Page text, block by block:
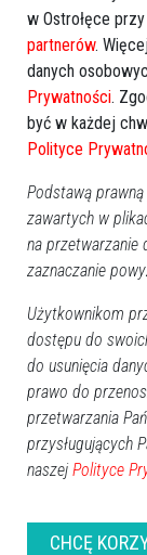
w Ostrołęce
partnerów.
danych
Prywatności.
być w każdej
Polityce
Podstawą
zawartych w
na przetwarzanie
zaznaczanie
Użytkownikom
dostępu do
do usunięcia
prawo do
przetwarzania
przysługujących
naszej Polityce
CHCĘ